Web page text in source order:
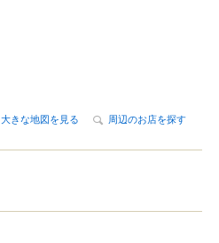
大きな地図を見る 周辺のお店を探す